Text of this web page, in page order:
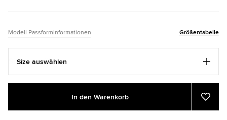
Modell Passforminformationen Größentabelle
Size auswählen
Add
cart
Product
In den Warenkorb
Zu